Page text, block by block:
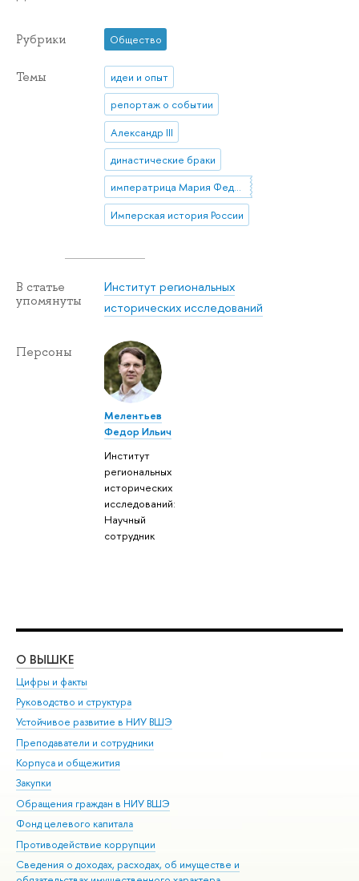
Рубрики Общество
Темы
идеи и опыт
репортаж о событии
Александр III
династические браки
императрица Мария Федоровна
Имперская история России
В статье
упомянуты
Институт региональных
исторических исследований
Персоны
Мелентьев
Федор Ильич
Институт
региональных
исторических
исследований:
Научный
сотрудник
О ВЫШКЕ
Цифры и факты
Руководство и структура
Устойчивое развитие в НИУ ВШЭ
Преподаватели и сотрудники
Корпуса и общежития
Закупки
Обращения граждан в НИУ ВШЭ
Фонд целевого капитала
Противодействие коррупции
Сведения о доходах, расходах, об имуществе и